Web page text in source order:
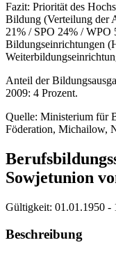
Fazit: Priorität des
Bildung (Verteilung der
21% / SPO 24% / WPO
Bildungseinrichtungen
Anteil der
2009: 4 Prozent.
Quelle: Ministerium für
Föderation, Michailow,
Sowjetunion
Gültigkeit: 01.01.1950 -
Beschreibung